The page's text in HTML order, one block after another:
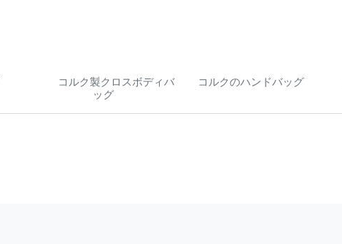
コルク製クロスボディバ
ッグ
コルクのハンドバッグ